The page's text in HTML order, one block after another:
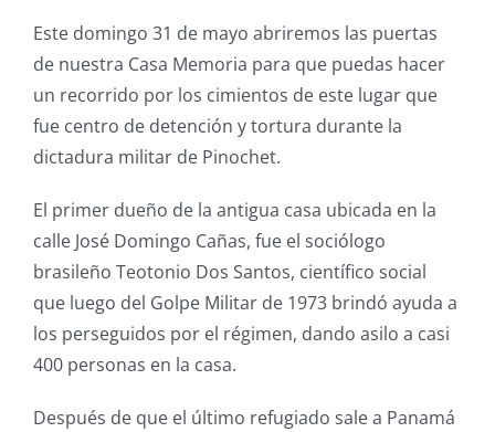
Este domingo 31 de mayo abriremos las puertas
de nuestra Casa Memoria para que puedas hacer
un recorrido por los cimientos de este lugar que
fue centro de detención y tortura durante la
dictadura militar de Pinochet.
El primer dueño de la antigua casa ubicada en la
calle José Domingo Cañas, fue el sociólogo
brasileño Teotonio Dos Santos, científico social
que luego del Golpe Militar de 1973 brindó ayuda a
los perseguidos por el régimen, dando asilo a casi
400 personas en la casa.
Después de que el último refugiado sale a Panamá